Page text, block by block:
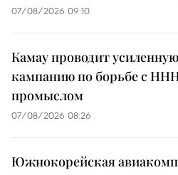
07/08/2026 09:10
Камау проводит усиленную
кампанию по борьбе с
промыслом
07/08/2026 08:26
Южнокорейская